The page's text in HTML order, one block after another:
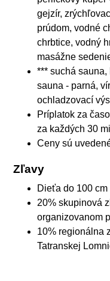
gejzír,
prúdom, vodné
chrbtice, vodný
masážne
*** suchá
sauna - parná,
ochladzovací
Príplatok za
za každých 30
Ceny sú
Zľavy
Dieťa do 100 cm
20% skupinová
organizovanom
10% regionálna
Tatranskej